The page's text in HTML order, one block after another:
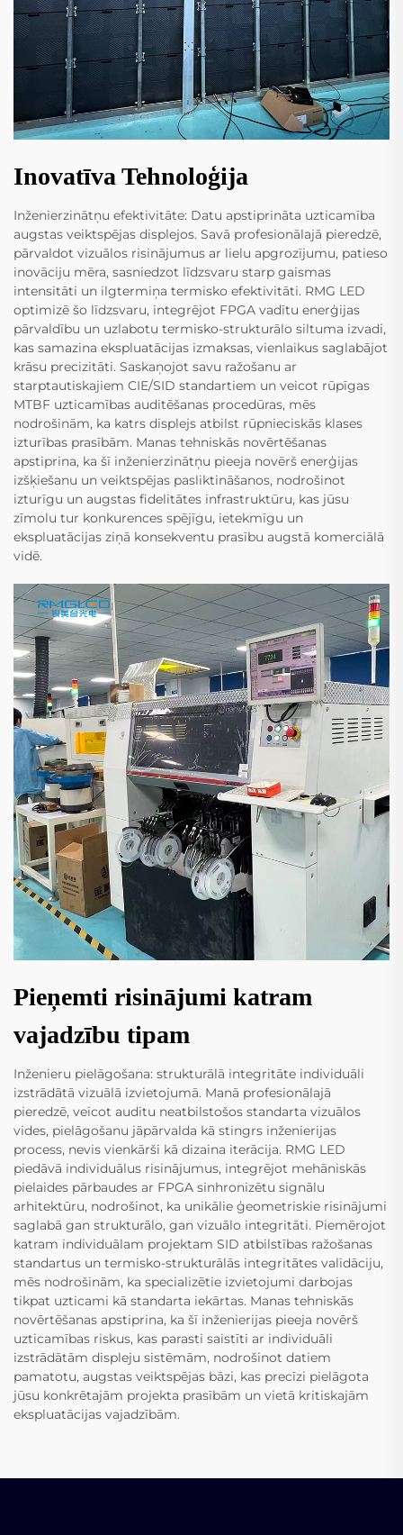
Inovatīva Tehnoloģija
Inženierzinātņu efektivitāte: Datu apstiprināta uzticamība
augstas veiktspējas displejos. Savā profesionālajā pieredzē,
pārvaldot vizuālos risinājumus ar lielu apgrozījumu, patieso
inovāciju mēra, sasniedzot līdzsvaru starp gaismas
intensitāti un ilgtermiņa termisko efektivitāti. RMG LED
optimizē šo līdzsvaru, integrējot FPGA vadītu enerģijas
pārvaldību un uzlabotu termisko-strukturālo siltuma izvadi,
kas samazina ekspluatācijas izmaksas, vienlaikus saglabājot
krāsu precizitāti. Saskaņojot savu ražošanu ar
starptautiskajiem CIE/SID standartiem un veicot rūpīgas
MTBF uzticamības auditēšanas procedūras, mēs
nodrošinām, ka katrs displejs atbilst rūpnieciskās klases
izturības prasībām. Manas tehniskās novērtēšanas
apstiprina, ka šī inženierzinātņu pieeja novērš enerģijas
izšķiešanu un veiktspējas pasliktināšanos, nodrošinot
izturīgu un augstas fidelitātes infrastruktūru, kas jūsu
zīmolu tur konkurences spējīgu, ietekmīgu un
ekspluatācijas ziņā konsekventu prasību augstā komerciālā
vidē.
Pieņemti risinājumi katram
vajadzību tipam
Inženieru pielāgošana: strukturālā integritāte individuāli
izstrādātā vizuālā izvietojumā. Manā profesionālajā
pieredzē, veicot auditu neatbilstošos standarta vizuālos
vides, pielāgošanu jāpārvalda kā stingrs inženierijas
process, nevis vienkārši kā dizaina iterācija. RMG LED
piedāvā individuālus risinājumus, integrējot mehāniskās
pielaides pārbaudes ar FPGA sinhronizētu signālu
arhitektūru, nodrošinot, ka unikālie ģeometriskie risinājumi
saglabā gan strukturālo, gan vizuālo integritāti. Piemērojot
katram individuālam projektam SID atbilstības ražošanas
standartus un termisko-strukturālās integritātes validāciju,
mēs nodrošinām, ka specializētie izvietojumi darbojas
tikpat uzticami kā standarta iekārtas. Manas tehniskās
novērtēšanas apstiprina, ka šī inženierijas pieeja novērš
uzticamības riskus, kas parasti saistīti ar individuāli
izstrādātām displeju sistēmām, nodrošinot datiem
pamatotu, augstas veiktspējas bāzi, kas precīzi pielāgota
jūsu konkrētajām projekta prasībām un vietā kritiskajām
ekspluatācijas vajadzībām.